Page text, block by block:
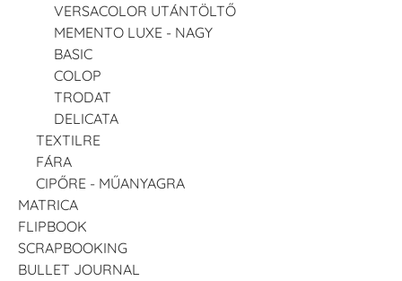
VERSACOLOR UTÁNTÖLTŐ
MEMENTO LUXE - NAGY
BASIC
COLOP
TRODAT
DELICATA
TEXTILRE
FÁRA
CIPŐRE - MŰANYAGRA
MATRICA
FLIPBOOK
SCRAPBOOKING
BULLET JOURNAL